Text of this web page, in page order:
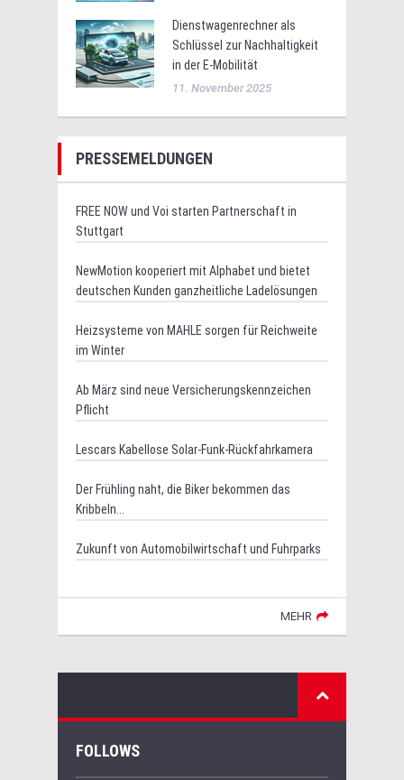
Dienstwagenrechner als
Schlüssel zur Nachhaltigkeit
in der E-Mobilität
11. November 2025
PRESSEMELDUNGEN
FREE NOW und Voi starten Partnerschaft in
Stuttgart
NewMotion kooperiert mit Alphabet und bietet
deutschen Kunden ganzheitliche Ladelösungen
Heizsysteme von MAHLE sorgen für Reichweite
im Winter
Ab März sind neue Versicherungskennzeichen
Pflicht
Lescars Kabellose Solar-Funk-Rückfahrkamera
Der Frühling naht, die Biker bekommen das
Kribbeln...
Zukunft von Automobilwirtschaft und Fuhrparks
MEHR
FOLLOWS